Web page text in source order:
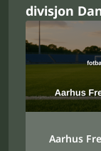
divisjon
Aarhus